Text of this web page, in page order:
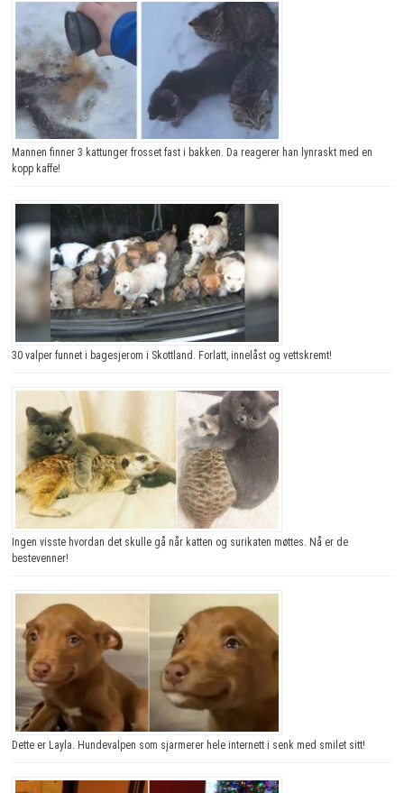
Mannen finner 3 kattunger frosset fast i bakken. Da reagerer han lynraskt med en
kopp kaffe!
30 valper funnet i bagesjerom i Skottland. Forlatt, innelåst og vettskremt!
Ingen visste hvordan det skulle gå når katten og surikaten møttes. Nå er de
bestevenner!
Dette er Layla. Hundevalpen som sjarmerer hele internett i senk med smilet sitt!